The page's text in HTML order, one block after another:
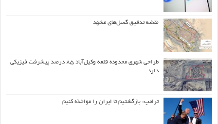
نقشه تدقیق گسل‌های مشهد
طراحی شهری محدوده قلعه وکیل‌آباد ۸۵ درصد پیشرفت فیزیکی
دارد
ترامپ: بازگشتیم تا ایران را مواخذه کنیم